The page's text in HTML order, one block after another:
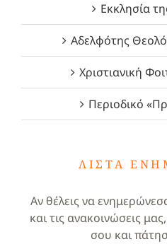
Εκκλησία
Αδελφότης
Χριστιανική
Περιοδικό
ΛΊΣΤΑ
Αν θέλεις να
και τις ανακοινώσεις
σου και